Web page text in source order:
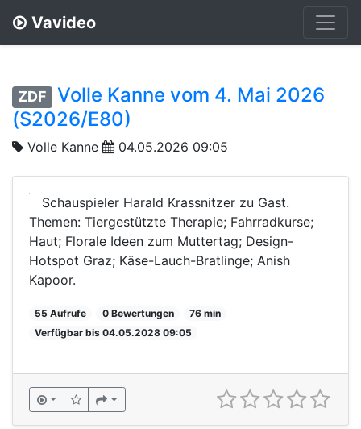
Vavideo
ZDF
Volle Kanne vom 4. Mai 2026
(S2026/E80)
Volle Kanne 04.05.2026 09:05
Schauspieler Harald Krassnitzer zu Gast.
Themen: Tiergestützte Therapie; Fahrradkurse;
Haut; Florale Ideen zum Muttertag; Design-
Hotspot Graz; Käse-Lauch-Bratlinge; Anish
Kapoor.
55 Aufrufe 0 Bewertungen
76 min
Verfügbar bis 04.05.2028 09:05